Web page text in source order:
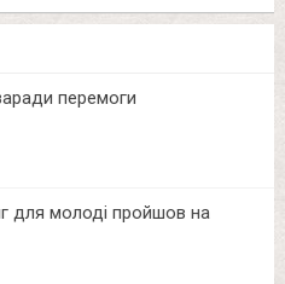
перемоги
для молоді пройшов на